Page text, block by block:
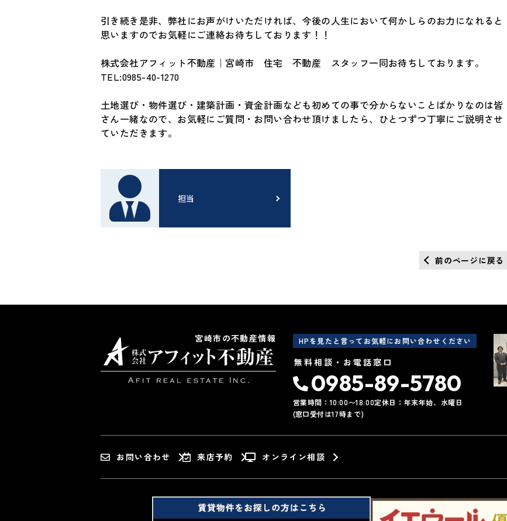
引き続き是非、弊社にお声がけいただければ、今後の人生において何かしらのお力になれると
思いますのでお気軽にご連絡お待ちしております！！
株式会社アフィット不動産｜宮崎市 住宅 不動産 スタッフ一同お待ちしております。
TEL:0985-40-1270
土地選び・物件選び・建築計画・資金計画なども初めての事で分からないことばかりなのは皆
さん一緒なので、お気軽にご質問・お問い合わせ頂けましたら、ひとつずつ丁寧にご説明させ
ていただきます。
担当
前のページに戻る
宮崎市の不動産情報 HPを見たと言ってお気軽にお問い合わせください
無料相談・お電話窓口
0985-89-5780
営業時間：10:00〜18:00定休日：年末年始、水曜日
(窓口受付は17時まで)
お問い合わせ 来店予約 オンライン相談